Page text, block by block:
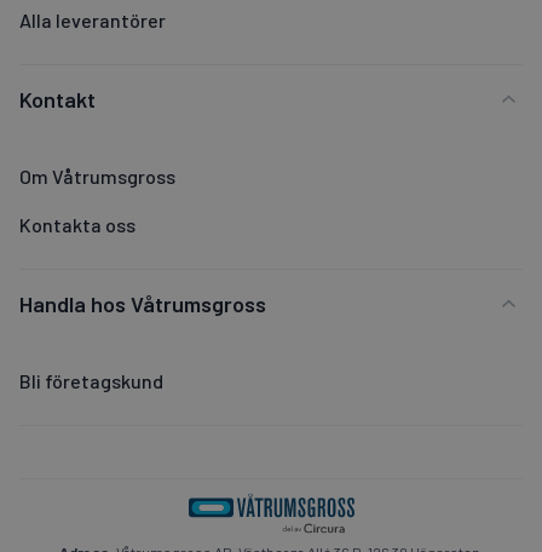
Alla leverantörer
Kontakt
Om Våtrumsgross
Kontakta oss
Handla hos Våtrumsgross
Bli företagskund